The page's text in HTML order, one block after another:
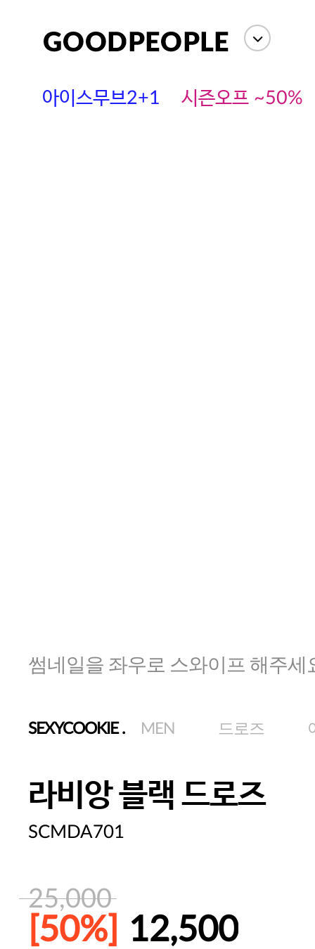
아이스무브2+1 시즌오프 ~50%
썸네일을 좌우로 스와이프 해주세
SEXYCOOKIE. MEN 드로즈
라비앙 블랙 드로즈
SCMDA701
25,000
[50%] 12,500